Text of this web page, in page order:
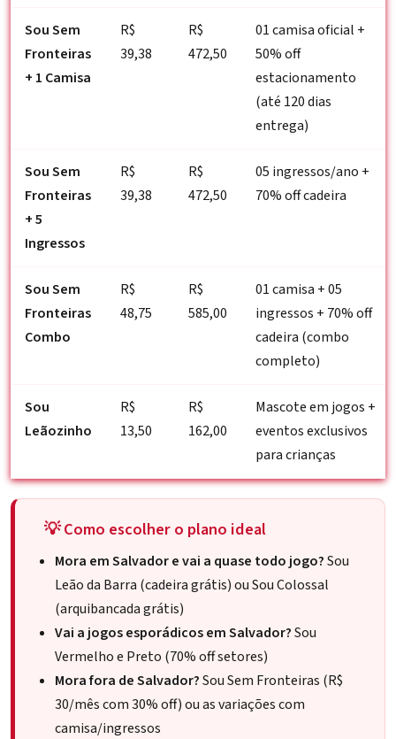
Sou Sem
Fronteiras
+ 1 Camisa
R$
39,38
R$
472,50
01 camisa oficial +
50% off
estacionamento
(até 120 dias
entrega)
Sou Sem
Fronteiras
+ 5
Ingressos
R$
39,38
R$
472,50
05 ingressos/ano +
70% off cadeira
Sou Sem
Fronteiras
Combo
R$
48,75
R$
585,00
01 camisa + 05
ingressos + 70% off
cadeira (combo
completo)
Sou
Leãozinho
R$
13,50
R$
162,00
Mascote em jogos +
eventos exclusivos
para crianças
💡 Como escolher o plano ideal
Mora em Salvador e vai a quase todo jogo?Sou
Leão da Barra (cadeira grátis) ou Sou Colossal
(arquibancada grátis)
Vai a jogos esporádicos em Salvador?Sou
Vermelho e Preto (70% off setores)
Mora fora de Salvador?Sou Sem Fronteiras (R$
30/mês com 30% off) ou as variações com
camisa/ingressos